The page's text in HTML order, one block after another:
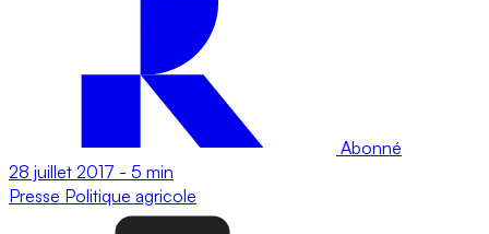
Abonné
28 juillet 2017 - 5 min
Presse Politique agricole